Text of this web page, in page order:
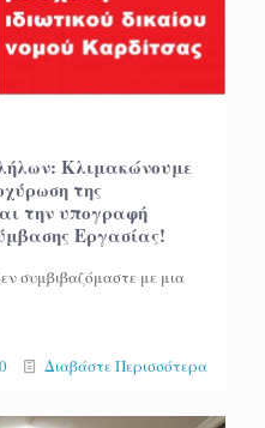
Κλιμακώνουμε
της
την υπογραφή
Εργασίας!
συμβιβαζόμαστε με μια
0 Διαβάστε Περισσότερα